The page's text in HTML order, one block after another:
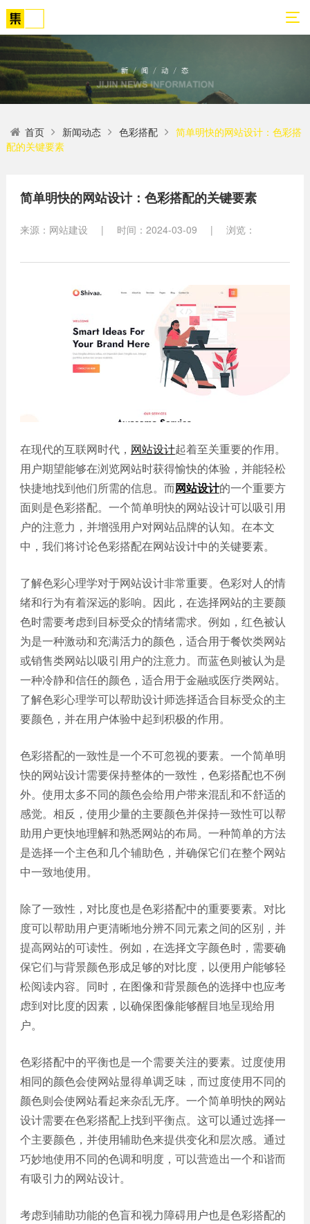
01
关
于
们
公
简
们
的
客
户
02
网
站
划
法
03
解
案
高端
建设
微信
定制
电商
网站
建设
生物
医药
网站
建设
外贸
建设
教育
培训
网站
建设
04
营
化
05
案
示
网站
案例
生物
医疗
教育
培训
政府
单位
能源
化工
IT科
技
装修
建筑
其他
小程
序案
例
电商
平台
案例
APP
案例
系统
平台
案例
06
新
建
程
序
首页 新闻动态 色彩搭配
简单明快的网站设计：色彩搭
配的关键要素
简单明快的网站设计：色彩搭配的关键要素
来源：网站建设 | 时间：2024-03-09 | 浏览：
在现代的互联网时代， 网站设计起着至关重要的作用。
用户期望能够在浏览网站时获得愉快的体验，并能轻松
快捷地找到他们所需的信息。而网站设计的一个重要方
面则是色彩搭配。一个简单明快的网站设计可以吸引用
户的注意力，并增强用户对网站品牌的认知。在本文
中，我们将讨论色彩搭配在网站设计中的关键要素。
了解色彩心理学对于网站设计非常重要。色彩对人的情
绪和行为有着深远的影响。因此，在选择网站的主要颜
色时需要考虑到目标受众的情绪需求。例如，红色被认
为是一种激动和充满活力的颜色，适合用于餐饮类网站
或销售类网站以吸引用户的注意力。而蓝色则被认为是
一种冷静和信任的颜色，适合用于金融或医疗类网站。
了解色彩心理学可以帮助设计师选择适合目标受众的主
要颜色，并在用户体验中起到积极的作用。
色彩搭配的一致性是一个不可忽视的要素。一个简单明
快的网站设计需要保持整体的一致性，色彩搭配也不例
外。使用太多不同的颜色会给用户带来混乱和不舒适的
感觉。相反，使用少量的主要颜色并保持一致性可以帮
助用户更快地理解和熟悉网站的布局。一种简单的方法
是选择一个主色和几个辅助色，并确保它们在整个网站
中一致地使用。
除了一致性，对比度也是色彩搭配中的重要要素。对比
度可以帮助用户更清晰地分辨不同元素之间的区别，并
提高网站的可读性。例如，在选择文字颜色时，需要确
保它们与背景颜色形成足够的对比度，以便用户能够轻
松阅读内容。同时，在图像和背景颜色的选择中也应考
虑到对比度的因素，以确保图像能够醒目地呈现给用
户。
色彩搭配中的平衡也是一个需要关注的要素。过度使用
相同的颜色会使网站显得单调乏味，而过度使用不同的
颜色则会使网站看起来杂乱无序。一个简单明快的网站
设计需要在色彩搭配上找到平衡点。这可以通过选择一
个主要颜色，并使用辅助色来提供变化和层次感。通过
巧妙地使用不同的色调和明度，可以营造出一个和谐而
有吸引力的网站设计。
考虑到辅助功能的色盲和视力障碍用户也是色彩搭配的